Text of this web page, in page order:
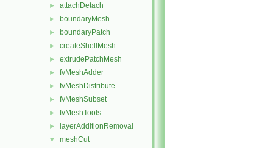
► attachDetach
► boundaryMesh
► boundaryPatch
► createShellMesh
► extrudePatchMesh
► fvMeshAdder
► fvMeshDistribute
► fvMeshSubset
► fvMeshTools
► layerAdditionRemoval
▼ meshCut